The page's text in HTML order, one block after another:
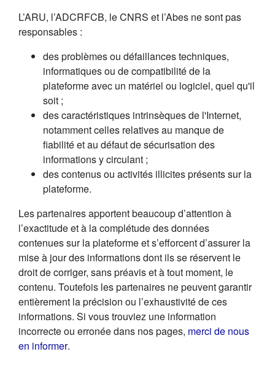
L’ARU, l’ADCRFCB, le CNRS et l’Abes ne sont pas
responsables :
des problèmes ou défaillances techniques,
informatiques ou de compatibilité de la
plateforme avec un matériel ou logiciel, quel qu'il
soit ;
des caractéristiques intrinsèques de l'Internet,
notamment celles relatives au manque de
fiabilité et au défaut de sécurisation des
informations y circulant ;
des contenus ou activités illicites présents sur la
plateforme.
Les partenaires apportent beaucoup d’attention à
l’exactitude et à la complétude des données
contenues sur la plateforme et s’efforcent d’assurer la
mise à jour des informations dont ils se réservent le
droit de corriger, sans préavis et à tout moment, le
contenu. Toutefois les partenaires ne peuvent garantir
entièrement la précision ou l’exhaustivité de ces
informations. Si vous trouviez une information
incorrecte ou erronée dans nos pages, merci de nous
en informer(s'ouvre dans un nouvel onglet)
.